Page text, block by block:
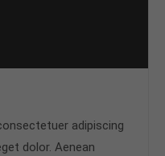
adipiscing
dolor. Aenean